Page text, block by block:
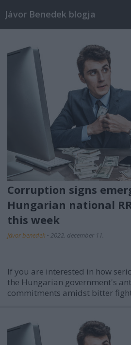
Jávor Benedek blogja
Corruption signs
Hungarian national
this week
jávor benedek • 2022. december 11.
If you are interested in how
the Hungarian government's
commitments amidst bitter